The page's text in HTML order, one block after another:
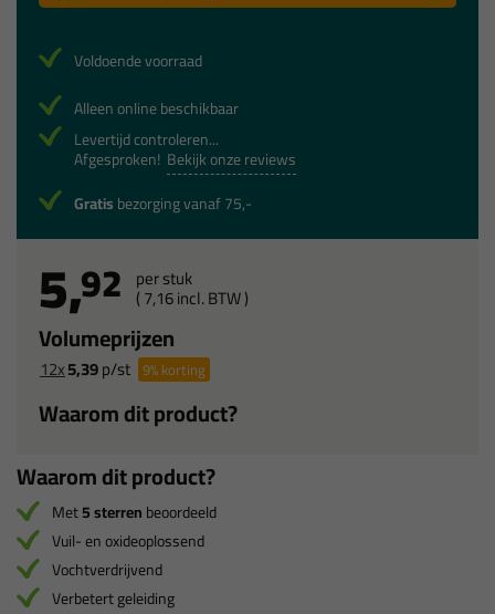
5,92 per stuk
(7,16incl. BTW )
Volumeprijzen
12x5,39p/st 9%korting
Waarom dit product?
Voldoende voorraad
Alleen online beschikbaar
Levertijd controleren...
Afgesproken! Bekijk onze reviews
Gratisbezorging vanaf 75,-
Waarom dit product?
Met5 sterrenbeoordeeld
Vuil- en oxideoplossend
Vochtverdrijvend
Verbetert geleiding